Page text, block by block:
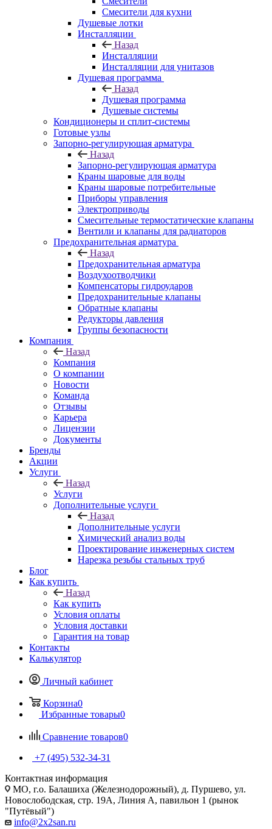
Смесители для кухни
Душевые лотки
Инсталляции
Назад
Инсталляции
Инсталляции для унитазов
Душевая программа
Назад
Душевая программа
Душевые системы
Кондиционеры и сплит-системы
Готовые узлы
Запорно-регулирующая арматура
Назад
Запорно-регулирующая арматура
Краны шаровые для воды
Краны шаровые потребительные
Приборы управления
Электроприводы
Смесительные термостатические клапаны
Вентили и клапаны для радиаторов
Предохранительная арматура
Назад
Предохранительная арматура
Воздухоотводчики
Компенсаторы гидроударов
Предохранительные клапаны
Обратные клапаны
Редукторы давления
Группы безопасности
Компания
Назад
Компания
О компании
Новости
Команда
Отзывы
Карьера
Лицензии
Документы
Бренды
Акции
Услуги
Назад
Услуги
Дополнительные услуги
Назад
Дополнительные услуги
Химический анализ воды
Проектирование инженерных систем
Нарезка резьбы стальных труб
Блог
Как купить
Назад
Как купить
Условия оплаты
Условия доставки
Гарантия на товар
Контакты
Калькулятор
Личный кабинет
Корзина0
Избранные товары0
Сравнение товаров0
+7 (495) 532‑34‑31
Контактная информация
МО, г.о. Балашиха (Железнодорожный), д. Пуршево, ул.
Новослободская, стр. 19А, Линия А, павильон 1 (рынок
"Путёвый")
info@2x2san.ru